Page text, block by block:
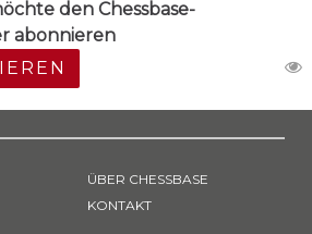
den Chessbase-
abonnieren
ÜBER CHESSBASE
KONTAKT